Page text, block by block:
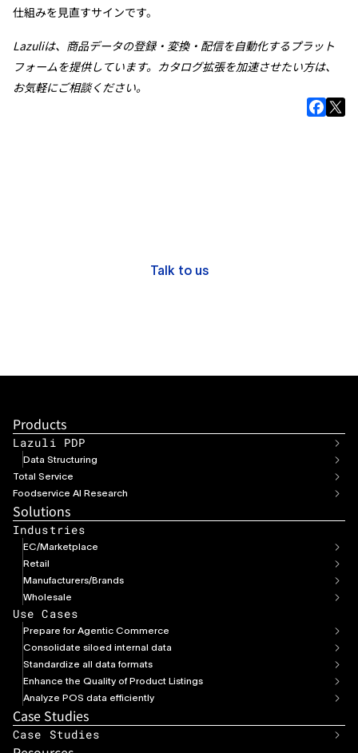
仕組みを見直すサインです。
Lazuliは、商品データの登録・変換・配信を自動化するプラット
フォームを提供しています。カタログ拡張を加速させたい方は、
お気軽にご相談ください。
Talk to us
Products
Lazuli PDP
Data Structuring
Total Service
Foodservice AI Research
Solutions
Industries
EC/Marketplace
Retail
Manufacturers/Brands
Wholesale
Use Cases
Prepare for Agentic Commerce
Consolidate siloed internal data
Standardize all data formats
Enhance the Quality of Product Listings
Analyze POS data efficiently
Case Studies
Case Studies